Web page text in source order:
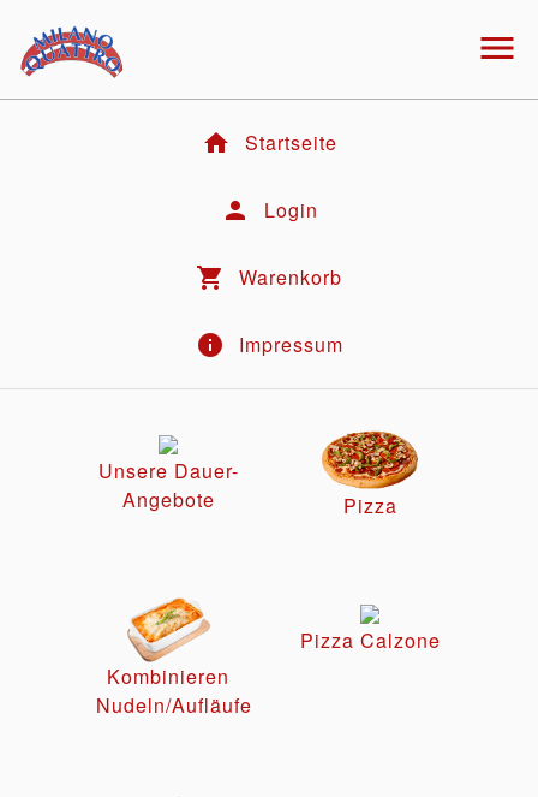
menu
home Startseite
person Login
shopping_cart Warenkorb
info Impressum
Unsere Dauer-
Angebote
Pizza
Kombinieren
Nudeln/Aufläufe
Pizza Calzone